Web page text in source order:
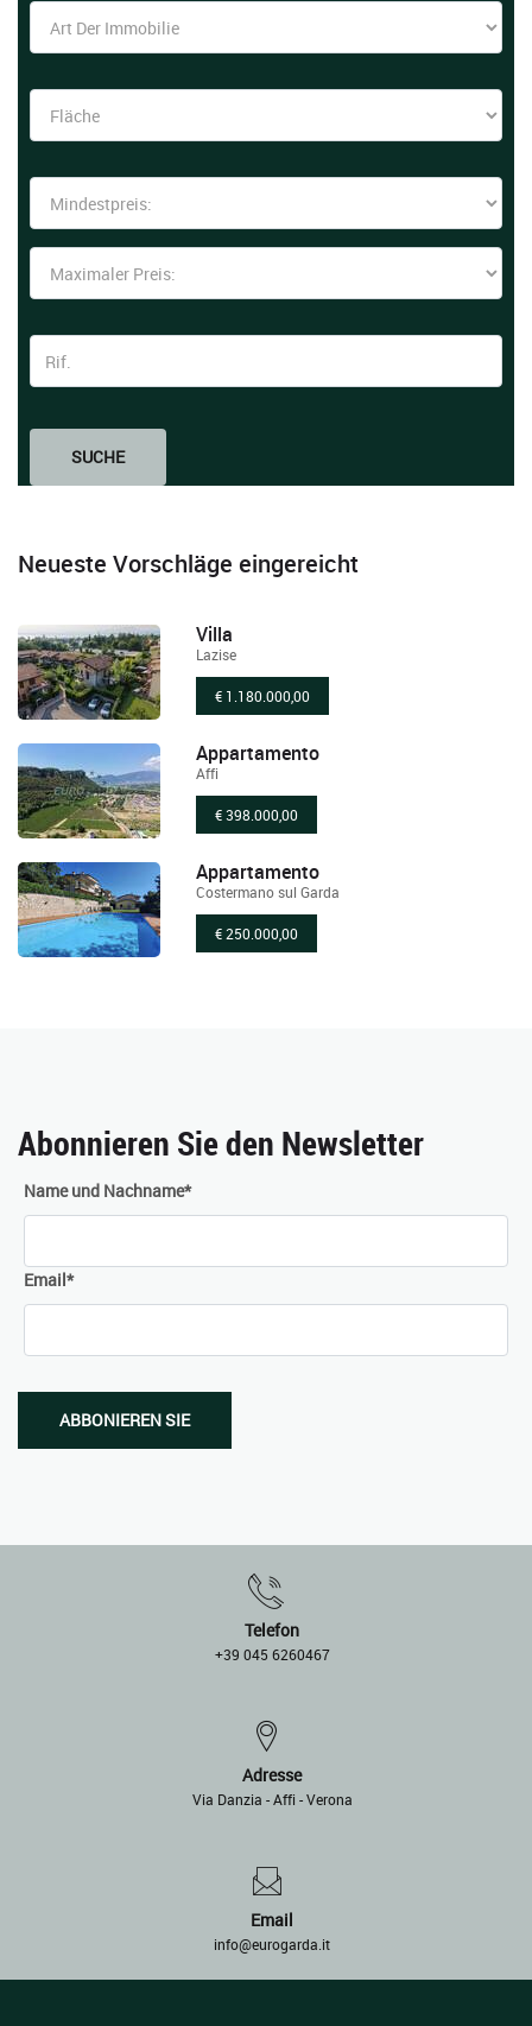
SUCHE
Neueste Vorschläge eingereicht
Villa
Lazise
€ 1.180.000,00
Appartamento
Affi
€ 398.000,00
Appartamento
Costermano sul Garda
€ 250.000,00
Abonnieren Sie den Newsletter
Name und Nachname*
Email*
Telefon
+39 045 6260467
Adresse
Via Danzia - Affi - Verona
Email
info@eurogarda.it